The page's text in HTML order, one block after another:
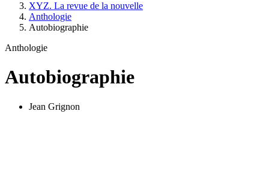
XYZ. La revue de la nouvelle
Anthologie
Autobiographie
Anthologie
Autobiographie
Jean Grignon